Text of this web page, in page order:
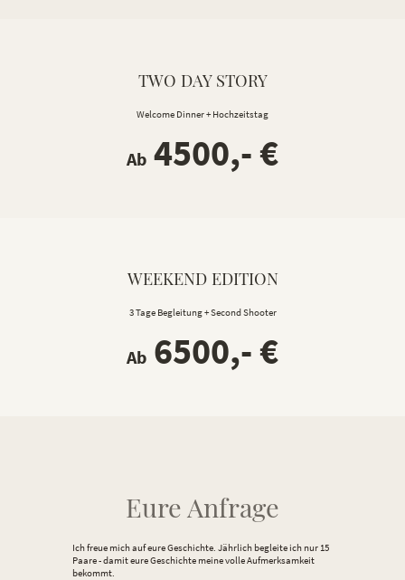
TWO DAY STORY
Welcome Dinner + Hochzeitstag
Ab 4500,- €
WEEKEND EDITION
3 Tage Begleitung + Second Shooter
Ab 6500,- €
Eure Anfrage
Ich freue mich auf eure Geschichte. Jährlich begleite ich nur 15
Paare - damit eure Geschichte meine volle Aufmerksamkeit
bekommt.